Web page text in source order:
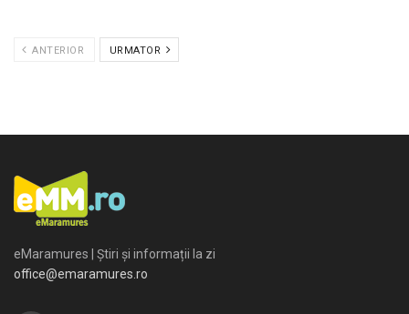
ANTERIOR URMATOR
eMaramures | Știri și informații la zi
office@emaramures.ro